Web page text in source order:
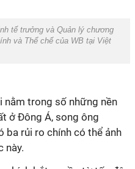
tế trưởng và Quản lý chương
và Thể chế của WB tại Việt
nằm trong số những nền
ở Đông Á, song ông
ba rủi ro chính có thể ảnh
này.